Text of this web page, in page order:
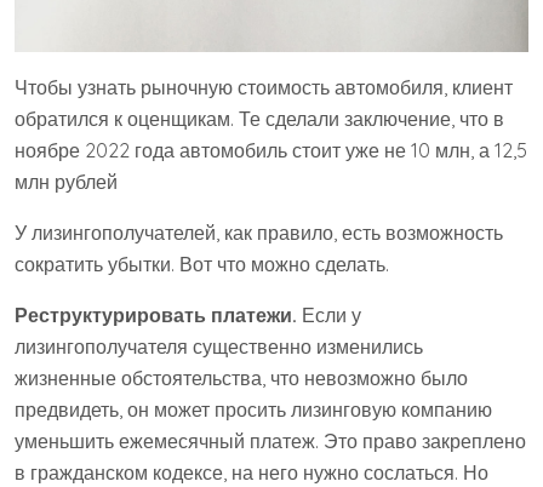
Чтобы узнать рыночную стоимость автомобиля, клиент
обратился к оценщикам. Те сделали заключение, что в
ноябре 2022 года автомобиль стоит уже не 10 млн, а 12,5
млн рублей
У лизингополучателей, как правило, есть возможность
сократить убытки. Вот что можно сделать.
Реструктурировать платежи. Если у
лизингополучателя существенно изменились
жизненные обстоятельства, что невозможно было
предвидеть, он может просить лизинговую компанию
уменьшить ежемесячный платеж. Это право закреплено
в гражданском кодексе, на него нужно сослаться. Но